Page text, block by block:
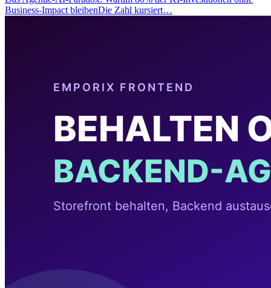
Business-Impact bleibenDie Zahl kursiert…